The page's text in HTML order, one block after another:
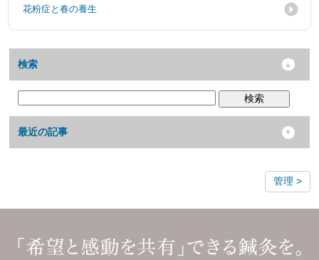
花粉症と春の養生
検索
検索
最近の記事
管理